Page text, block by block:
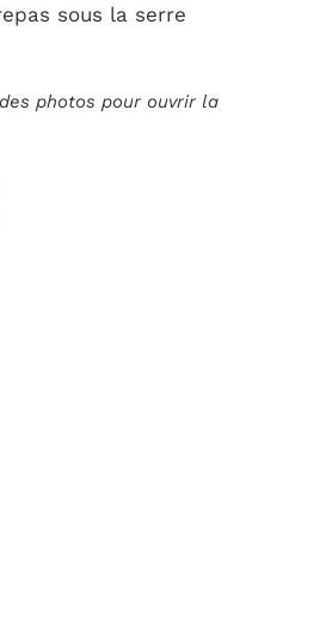
sous la serre
photos pour ouvrir la